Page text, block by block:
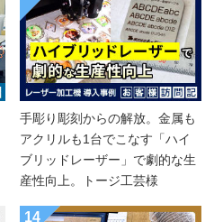
手彫り彫刻からの解放。金属も
アクリルも1台でこなす「ハイ
ブリッドレーザー」で劇的な生
産性向上。トージ工芸様
14